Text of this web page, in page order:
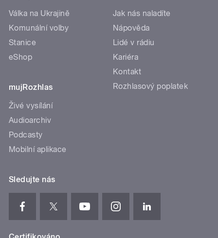
Válka na Ukrajině
Komunální volby
Stanice
eShop
mujRozhlas
Živé vysílání
Audioarchiv
Podcasty
Mobilní aplikace
Jak nás naladíte
Nápověda
Lidé v rádiu
Kariéra
Kontakt
Rozhlasový poplatek
Sledujte nás